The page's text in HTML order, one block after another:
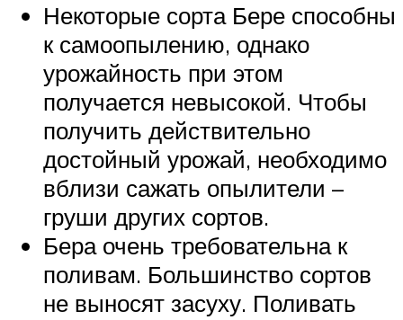
Некоторые сорта Бере способны
к самоопылению, однако
урожайность при этом
получается невысокой. Чтобы
получить действительно
достойный урожай, необходимо
вблизи сажать опылители –
груши других сортов.
Бера очень требовательна к
поливам. Большинство сортов
не выносят засуху. Поливать